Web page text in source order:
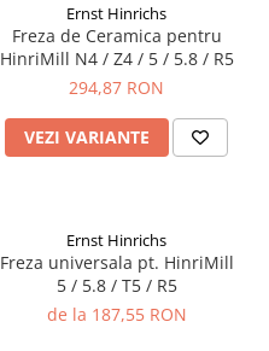
Ernst Hinrichs
Freza de Ceramica pentru
HinriMill N4 / Z4 / 5 / 5.8 / R5
294,87 RON
VEZI VARIANTE
Ernst Hinrichs
Freza universala pt. HinriMill
5 / 5.8 / T5 / R5
de la 187,55 RON